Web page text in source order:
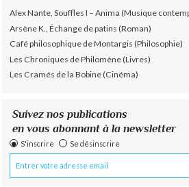
Alex Nante, Souffles I – Anima (Musique
Arsène K., Échange de patins (Roman)
Café philosophique de Montargis (Philosophie)
Les Chroniques de Philomène (Livres)
Les Cramés de la Bobine (Cinéma)
Suivez nos publications
en vous abonnant à la newsletter
S'inscrire Se désinscrire